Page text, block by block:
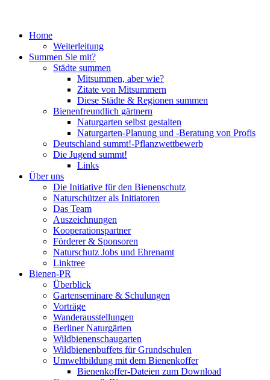
Home
Weiterleitung
Summen Sie mit?
Städte summen
Mitsummen, aber wie?
Zitate von Mitsummern
Diese Städte & Regionen summen
Bienenfreundlich gärtnern
Naturgarten selbst gestalten
Naturgarten-Planung und -Beratung von Profis
Deutschland summt!-Pflanzwettbewerb
Die Jugend summt!
Links
Über uns
Die Initiative für den Bienenschutz
Naturschützer als Initiatoren
Das Team
Auszeichnungen
Kooperationspartner
Förderer & Sponsoren
Naturschutz Jobs und Ehrenamt
Linktree
Bienen-PR
Überblick
Gartenseminare & Schulungen
Vorträge
Wanderausstellungen
Berliner Naturgärten
Wildbienenschaugarten
Wildbienenbuffets für Grundschulen
Umweltbildung mit dem Bienenkoffer
Bienenkoffer-Dateien zum Download